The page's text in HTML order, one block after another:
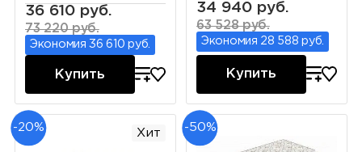
36 610 руб.
73 220 руб.
Экономия 36 610 руб.
Купить
34 940 руб.
63 528 руб.
Экономия 28 588 руб.
Купить
-20% Хит -50%